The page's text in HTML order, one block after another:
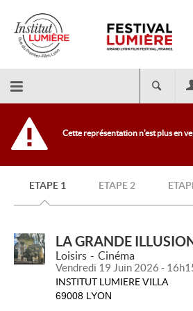
Retour
l'accueil
Cette représentation n'est plus en
ETAPE 1 ETAPE 2
LA GRANDE
Loisirs Cinéma
Vendredi 19 Juin 2026 -
INSTITUT LUMIERE VILLA
69008 LYON